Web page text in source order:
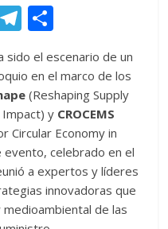
T
el
e
gr
a
m
m
p
ar
ti
r
sido el escenario de un
en el marco de los
(Reshaping Supply
Impact) y CROCEMS
Circular Economy in
evento, celebrado en el
a expertos y líderes
innovadoras que
de las